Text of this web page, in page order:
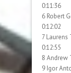
0:11:36
6 Robert
0:12:02
7 Laurens
0:12:55
8 Andrew
9 Igor